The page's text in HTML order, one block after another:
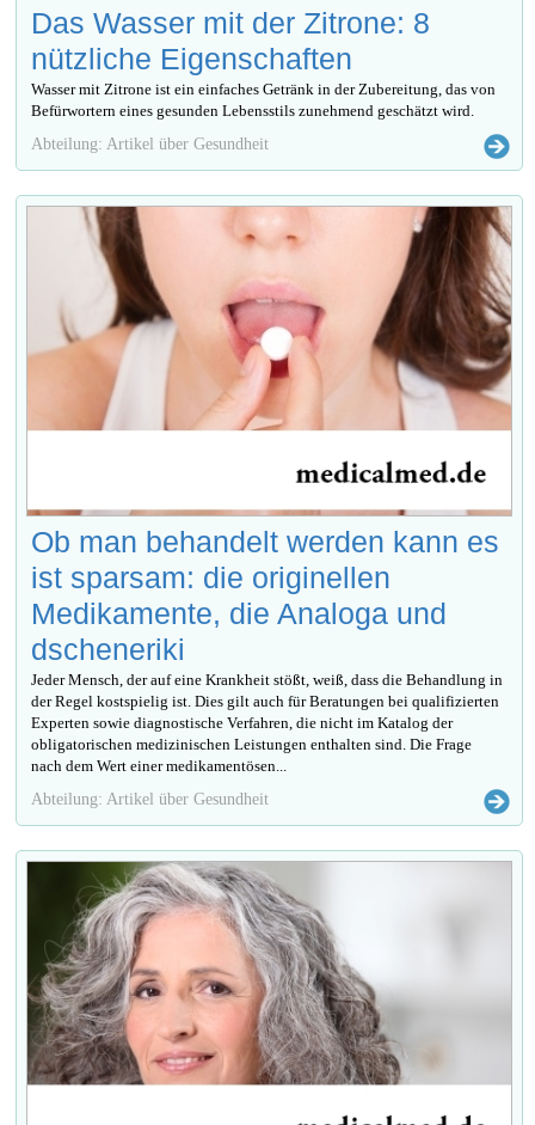
Das Wasser mit der Zitrone: 8
nützliche Eigenschaften
Wasser mit Zitrone ist ein einfaches Getränk in der Zubereitung, das von
Befürwortern eines gesunden Lebensstils zunehmend geschätzt wird.
Abteilung: Artikel über Gesundheit
Ob man behandelt werden kann es
ist sparsam: die originellen
Medikamente, die Analoga und
dscheneriki
Jeder Mensch, der auf eine Krankheit stößt, weiß, dass die Behandlung in
der Regel kostspielig ist. Dies gilt auch für Beratungen bei qualifizierten
Experten sowie diagnostische Verfahren, die nicht im Katalog der
obligatorischen medizinischen Leistungen enthalten sind. Die Frage
nach dem Wert einer medikamentösen...
Abteilung: Artikel über Gesundheit